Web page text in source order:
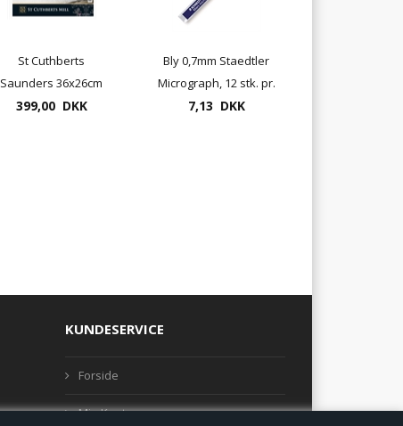
St Cuthberts
Saunders 36x26cm
Waterford 20blade
399,00 DKK
Bly 0,7mm Staedtler
Micrograph, 12 stk. pr.
etui, 12 etuier pr.
7,13 DKK
KUNDESERVICE
Forside
Min Konto